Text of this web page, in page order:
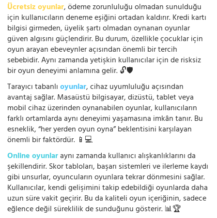
Ücretsiz oyunlar, ödeme zorunluluğu olmadan sunulduğu
için kullanıcıların deneme eşiğini ortadan kaldırır. Kredi kartı
bilgisi girmeden, üyelik şartı olmadan oynanan oyunlar
güven algısını güçlendirir. Bu durum, özellikle çocuklar için
oyun arayan ebeveynler açısından önemli bir tercih
sebebidir. Aynı zamanda yetişkin kullanıcılar için de risksiz
bir oyun deneyimi anlamına gelir. 🔓🛡️
Tarayıcı tabanlıoyunlar, cihaz uyumluluğu açısından
avantaj sağlar. Masaüstü bilgisayar, dizüstü, tablet veya
mobil cihaz üzerinden oynanabilen oyunlar, kullanıcıların
farklı ortamlarda aynı deneyimi yaşamasına imkân tanır. Bu
esneklik, “her yerden oyun oyna” beklentisini karşılayan
önemli bir faktördür. 📱💻
Online oyunlaraynı zamanda kullanıcı alışkanlıklarını da
şekillendirir. Skor tabloları, başarı sistemleri ve ilerleme kaydı
gibi unsurlar, oyuncuların oyunlara tekrar dönmesini sağlar.
Kullanıcılar, kendi gelişimini takip edebildiği oyunlarda daha
uzun süre vakit geçirir. Bu da kaliteli oyun içeriğinin, sadece
eğlence değil süreklilik de sunduğunu gösterir. 📊🏆